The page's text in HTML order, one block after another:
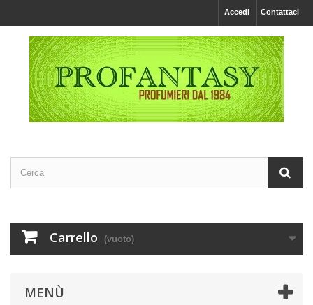
Contattaci
Accedi
Carrello (vuoto)
MENÙ